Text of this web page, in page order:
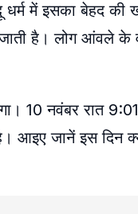
धर्म में इसका बेहद की
है। लोग आंवले के
10 नवंबर रात
आइए जानें इस दिन